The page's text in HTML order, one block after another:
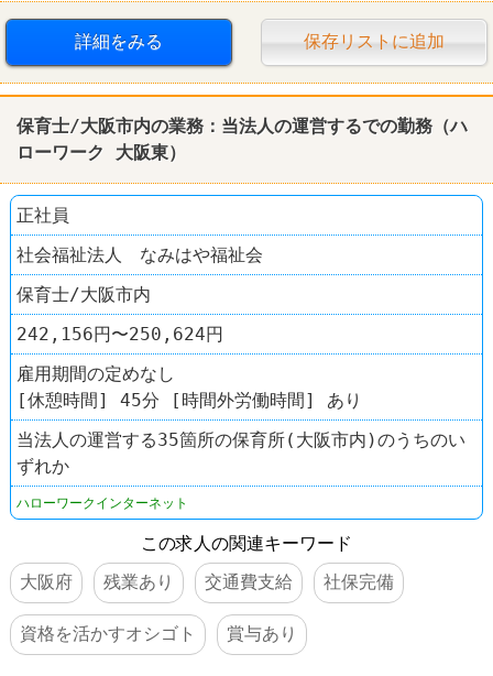
詳細をみる 保存リストに追加
保育士/大阪市内の業務：当法人の運営するでの勤務（ハ
ローワーク
大阪東）
正社員
社会福祉法人 なみはや福祉会
保育士/大阪市内
242,156円〜250,624円
雇用期間の定めなし
[休憩時間] 45分 [時間外労働時間] あり
当法人の運営する35箇所の保育所(大阪市内)のうちのい
ずれか
ハローワークインターネット
この求人の関連キーワード
大阪府
残業あり 交通費支給 社保完備
資格を活かすオシゴト 賞与あり